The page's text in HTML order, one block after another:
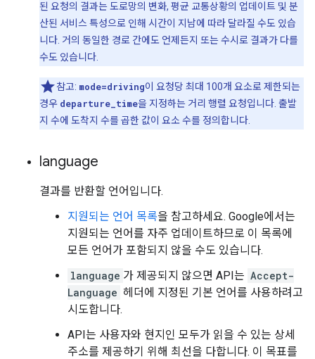
된 요청의 결과는 도로망의 변화, 평균 교통상황의 업데이트 및 분
산된 서비스 특성으로 인해 시간이 지남에 따라 달라질 수도 있습
니다. 거의 동일한 경로 간에도 언제든지 또는 수시로 결과가 다를
수도 있습니다.
참고: mode=driving이 요청당 최대 100개 요소로 제한되는
경우 departure_time을 지정하는 거리 행렬 요청입니다. 출발
지 수에 도착지 수를 곱한 값이 요소 수를 정의합니다.
language
결과를 반환할 언어입니다.
지원되는 언어 목록을 참고하세요. Google에서는
지원되는 언어를 자주 업데이트하므로 이 목록에
모든 언어가 포함되지 않을 수도 있습니다.
language 가 제공되지 않으면 API는 Accept-
Language 헤더에 지정된 기본 언어를 사용하려고
시도합니다.
API는 사용자와 현지인 모두가 읽을 수 있는 상세
주소를 제공하기 위해 최선을 다합니다. 이 목표를